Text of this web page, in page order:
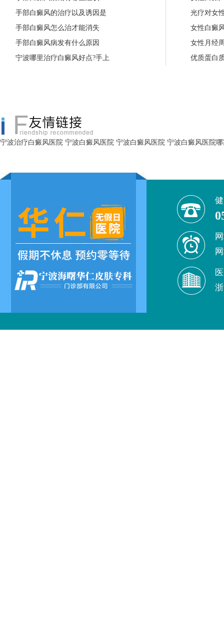
手部白癜风的治疗以及诱因是
手部白癜风怎么治才能消失
手部白癜风病发有什么原因
宁波哪里治疗白癜风好点?手上
光疗对女
女性白癜
女性月经
优质蛋白
宁波治疗白癜风医院 宁波白癜风医院 宁波白癜风医院 宁波白癜风医院